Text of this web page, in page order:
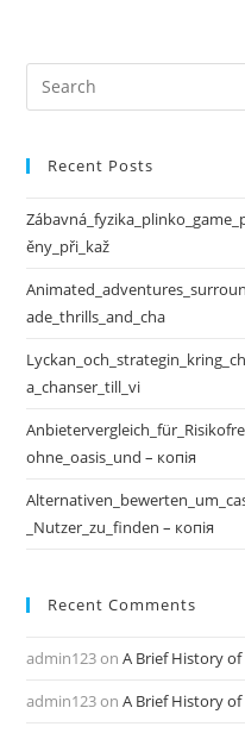
Recent Posts
ěny_při_kaž
ade_thrills_and_cha
a_chanser_till_vi
ohne_oasis_und – копія
_Nutzer_zu_finden – копія
Recent Comments
admin123onA Brief History of
admin123onA Brief History of